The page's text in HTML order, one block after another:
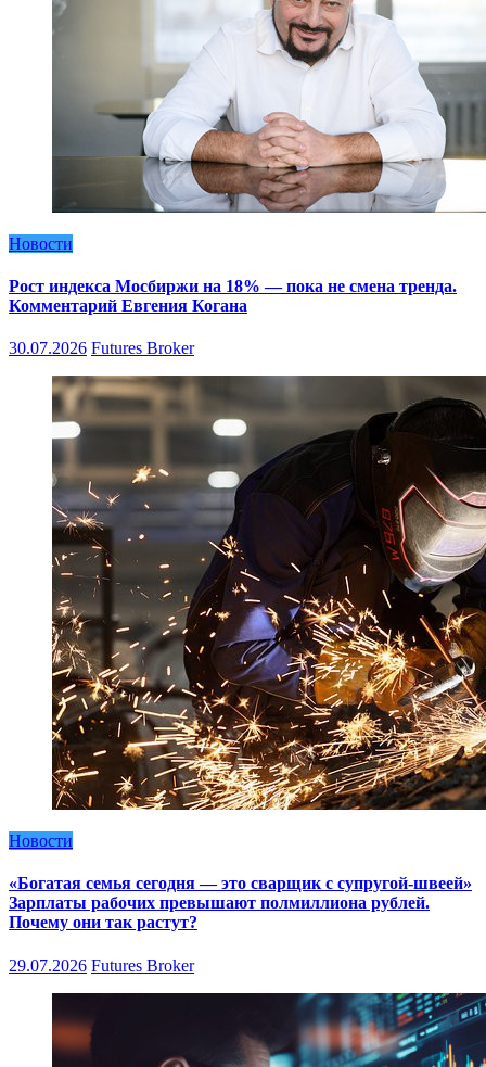
Новости
Рост индекса Мосбиржи на 18% — пока не смена тренда.
Комментарий Евгения Когана
30.07.2026 Futures Broker
Новости
«Богатая семья сегодня — это сварщик с супругой-швеей»
Зарплаты рабочих превышают полмиллиона рублей.
Почему они так растут?
29.07.2026 Futures Broker